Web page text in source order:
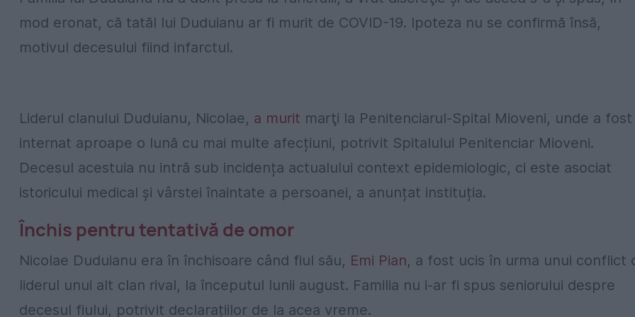
mod eronat, că tatăl lui Duduianu ar fi murit de COVID-19. Ipoteza nu se confirmă însă,
motivul decesului fiind infarctul.
Liderul clanului Duduianu, Nicolae, a murit marţi la Penitenciarul-Spital Mioveni, unde a fost
internat aproape o lună cu mai multe afecțiuni, potrivit Spitalului Penitenciar Mioveni.
Decesul acestuia nu intră sub incidența actualului context epidemiologic, ci este asociat
istoricului medical și vârstei înaintate a persoanei, a anunțat instituția.
Închis pentru tentativă de omor
Nicolae Duduianu era în închisoare când fiul său, Emi Pian, a fost ucis în urma unui conflict
liderul unui alt clan rival, la începutul lunii august. Familia nu i-ar fi spus seniorului despre
decesul fiului, potrivit declarațiilor de la acea vreme.